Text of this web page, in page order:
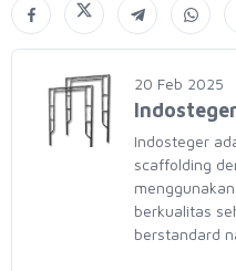
20 Feb 2025
Indosteger
Indosteger
scaffolding
berkualitas
berstandard